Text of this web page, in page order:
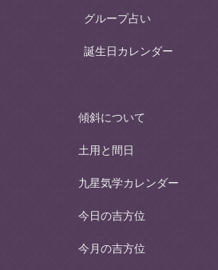
グループ占い
誕生日カレンダー
傾斜について
土用と間日
九星気学カレンダー
今日の吉方位
今月の吉方位